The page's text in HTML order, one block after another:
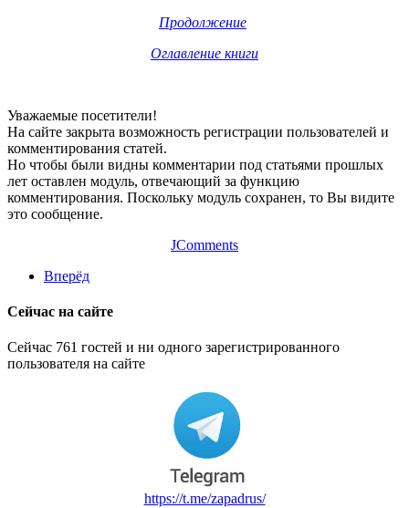
Продолжение
Оглавление книги
Уважаемые посетители!
На сайте закрыта возможность регистрации пользователей и
комментирования статей.
Но чтобы были видны комментарии под статьями прошлых
лет оставлен модуль, отвечающий за функцию
комментирования. Поскольку модуль сохранен, то Вы видите
это сообщение.
JComments
Вперёд
Сейчас на сайте
Сейчас 761 гостей и ни одного зарегистрированного
пользователя на сайте
https://t.me/zapadrus/